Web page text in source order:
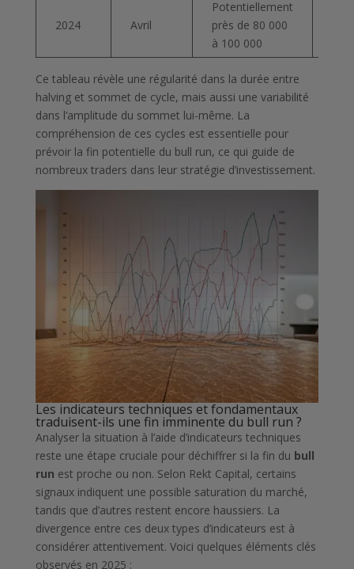
2024 Avril
Potentiellement
près de 80 000
à 100 000
Ce tableau révèle une régularité dans la durée entre
halving et sommet de cycle, mais aussi une variabilité
dans l’amplitude du sommet lui-même. La
compréhension de ces cycles est essentielle pour
prévoir la fin potentielle du bull run, ce qui guide de
nombreux traders dans leur stratégie d’investissement.
Les indicateurs techniques et fondamentaux
traduisent-ils une fin imminente du bull run ?
Analyser la situation à l’aide d’indicateurs techniques
reste une étape cruciale pour déchiffrer si la fin du bull
run est proche ou non. Selon Rekt Capital, certains
signaux indiquent une possible saturation du marché,
tandis que d’autres restent encore haussiers. La
divergence entre ces deux types d’indicateurs est à
considérer attentivement. Voici quelques éléments clés
observés en 2025 :